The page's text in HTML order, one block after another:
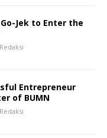
Jek to Enter the
Redaksi
Entrepreneur
of BUMN
Redaksi